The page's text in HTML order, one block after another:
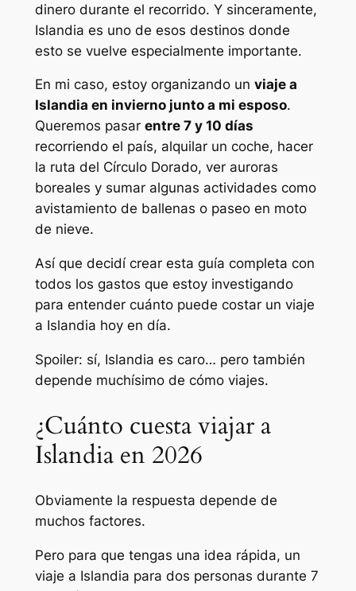
dinero durante el recorrido. Y sinceramente,
Islandia es uno de esos destinos donde
esto se vuelve especialmente importante.
En mi caso, estoy organizando un viaje a
Islandia en invierno junto a mi esposo.
Queremos pasar entre 7 y 10 días
recorriendo el país, alquilar un coche, hacer
la ruta del Círculo Dorado, ver auroras
boreales y sumar algunas actividades como
avistamiento de ballenas o paseo en moto
de nieve.
Así que decidí crear esta guía completa con
todos los gastos que estoy investigando
para entender cuánto puede costar un viaje
a Islandia hoy en día.
Spoiler: sí, Islandia es caro… pero también
depende muchísimo de cómo viajes.
¿Cuánto cuesta viajar a
Islandia en 2026
Obviamente la respuesta depende de
muchos factores.
Pero para que tengas una idea rápida, un
viaje a Islandia para dos personas durante 7